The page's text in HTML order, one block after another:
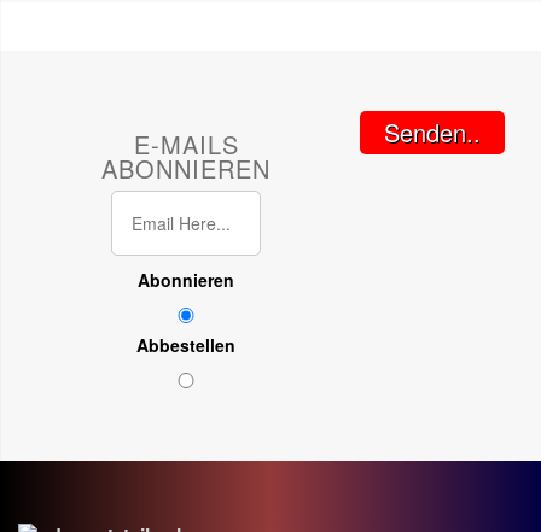
E-MAILS
ABONNIEREN
Abonnieren
Abbestellen
Senden..